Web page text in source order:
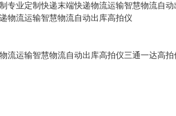
专业定制快递末端快递物流运输智慧物流自动
物流运输智慧物流自动出库高拍仪
流运输智慧物流自动出库高拍仪三通一达高拍